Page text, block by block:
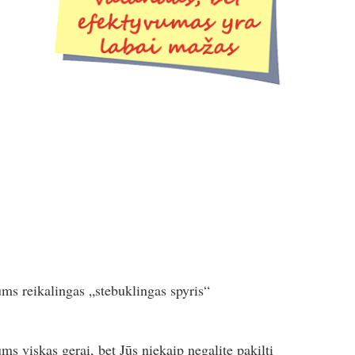
reikalingas „stebuklingas spyris“
viskas gerai, bet Jūs niekaip negalite pakilti